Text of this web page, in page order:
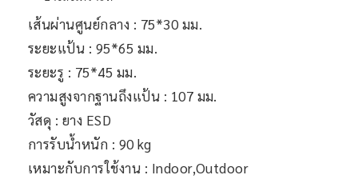
เส้นผ่านศูนย์กลาง : 75*30 มม.
ระยะแป้น : 95*65 มม.
ระยะรู : 75*45 มม.
ความสูงจากฐานถึงแป้น : 107 มม.
วัสดุ : ยาง ESD
การรับน้ำหนัก : 90 kg
เหมาะกับการใช้งาน : Indoor,Outdoor